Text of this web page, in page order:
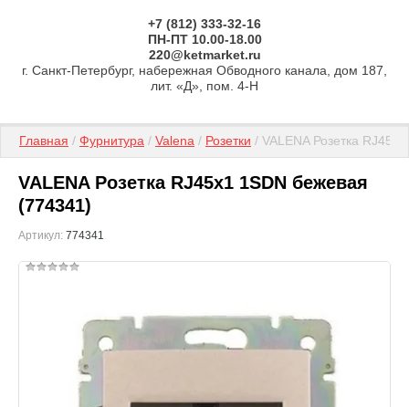
+7 (812) 333-32-16
ПН-ПТ 10.00-18.00
220@ketmarket.ru
г. Санкт-Петербург, набережная Обводного канала, дом 187,
лит. «Д», пом. 4-Н
Главная / Фурнитура / Valena / Розетки / VALENA Розетка
VALENA Розетка RJ45х1 1SDN бежевая
(774341)
Артикул: 774341